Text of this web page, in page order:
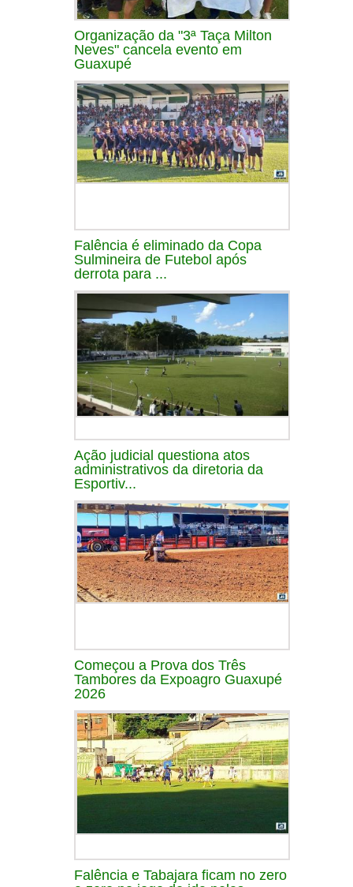
Organização da "3ª Taça Milton
Neves" cancela evento em
Guaxupé
Falência é eliminado da Copa
Sulmineira de Futebol após
derrota para ...
Ação judicial questiona atos
administrativos da diretoria da
Esportiv...
Começou a Prova dos Três
Tambores da Expoagro Guaxupé
2026
Falência e Tabajara ficam no zero